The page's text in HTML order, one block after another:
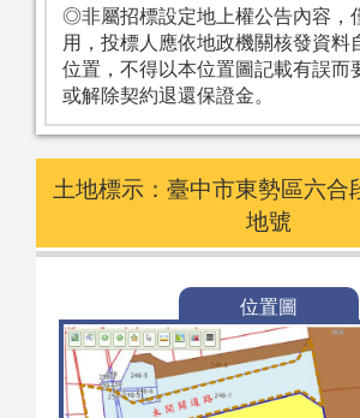
◎非屬招標設定地上權公告內容，
用，投標人應依地政機關核發資料
位置，不得以本位置圖記載有誤而
或解除契約退還保證金。
土地標示：臺中市東勢區六
地號
位置圖